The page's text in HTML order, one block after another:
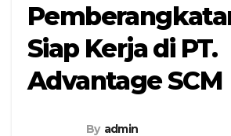
Siap Kerja di PT.
Advantage SCM
By admin